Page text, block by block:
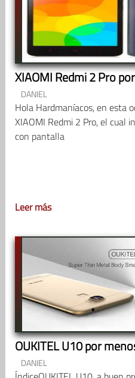
XIAOMI Redmi 2 Pro
DANIEL
Hola Hardmaníacos, en esta
XIAOMI Redmi 2 Pro, el cual
con pantalla
Leer más
OUKITEL U10 por
DANIEL